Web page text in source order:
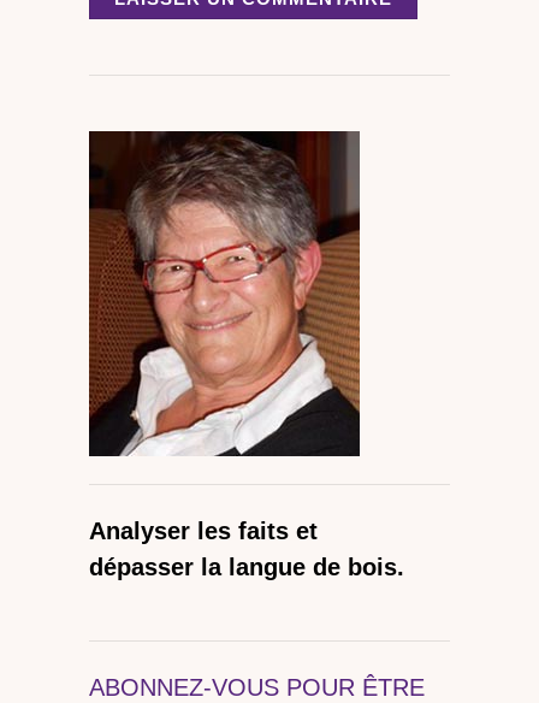
Analyser les faits et
dépasser la langue de bois.
ABONNEZ-VOUS POUR ÊTRE